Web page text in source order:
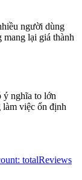
người dùng
lại giá thành
ý nghĩa to lớn
làm việc ổn định
totalReviews